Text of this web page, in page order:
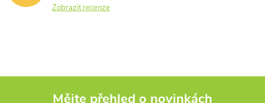
Zobrazit recenze
Mějte přehled o novinkách